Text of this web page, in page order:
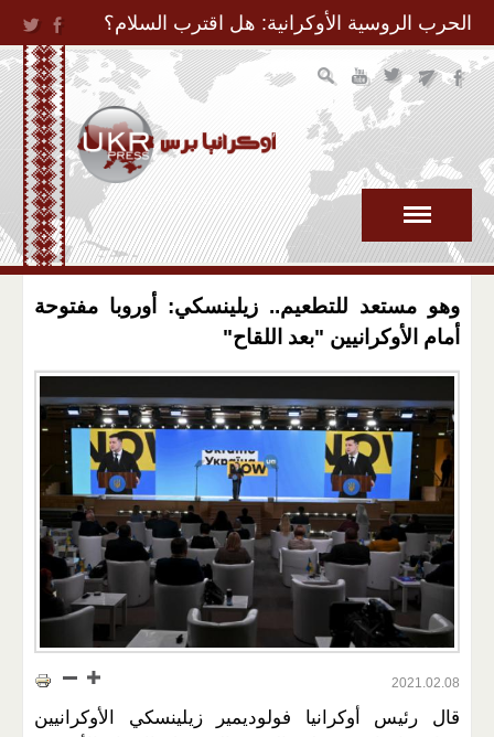
Jump to Navigation
الحرب الروسية الأوكرانية: هل اقترب السلام؟
وهو مستعد للتطعيم.. زيلينسكي: أوروبا مفتوحة
أمام الأوكرانيين "بعد اللقاح"
2021.02.08
قال رئيس أوكرانيا فولوديمير زيلينسكي الأوكرانيين